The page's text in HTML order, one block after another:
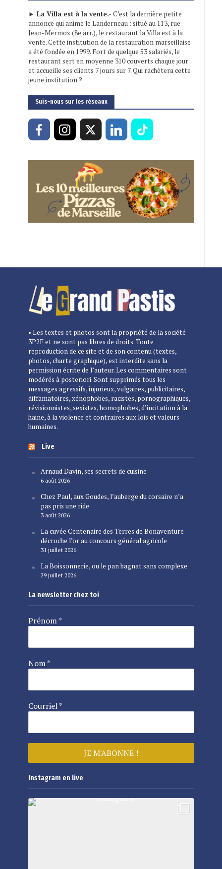
► La Villa est à la vente.- C’est la dernière petite
annonce qui anime le Landerneau : situé au 113, rue
Jean-Mermoz (8e arr.), le restaurant la Villa est à la
vente. Cette institution de la restauration marseillaise
a été fondée en 1999. Fort de quelque 53 salariés, le
restaurant sert en moyenne 310 couverts chaque jour
et accueille ses clients 7 jours sur 7. Qui rachètera cette
jeune institution ?
Suis-nous sur les réseaux
• Les textes et photos sont la propriété de la société
3P2F et ne sont pas libres de droits. Toute
reproduction de ce site et de son contenu (textes,
photos, charte graphique), est interdite sans la
permission écrite de l’auteur. Les commentaires sont
modérés à posteriori. Sont supprimés tous les
messages agressifs, injurieux, vulgaires, publicitaires,
diffamatoires, xénophobes, racistes, pornographiques,
révisionnistes, sexistes, homophobes, d’incitation à la
haine, à la violence et contraires aux lois et valeurs
humaines.
Live
Arnaud Davin, ses secrets de cuisine
6 août 2026
Chez Paul, aux Goudes, l’auberge du corsaire n’a
pas pris une ride
3 août 2026
La cuvée Centenaire des Terres de Bonaventure
décroche l’or au concours général agricole
31 juillet 2026
La Boissonnerie, ou le pan bagnat sans complexe
29 juillet 2026
La newsletter chez toi
Prénom*
Nom*
Courriel*
Instagram en live